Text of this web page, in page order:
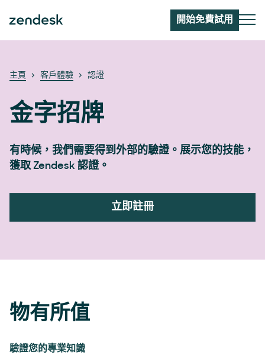
開始免費試用
主頁 客戶體驗 認證
金字招牌
有時候，我們需要得到外部的驗證。展示您的技能，
獲取 Zendesk 認證。
立即註冊
物有所值
驗證您的專業知識